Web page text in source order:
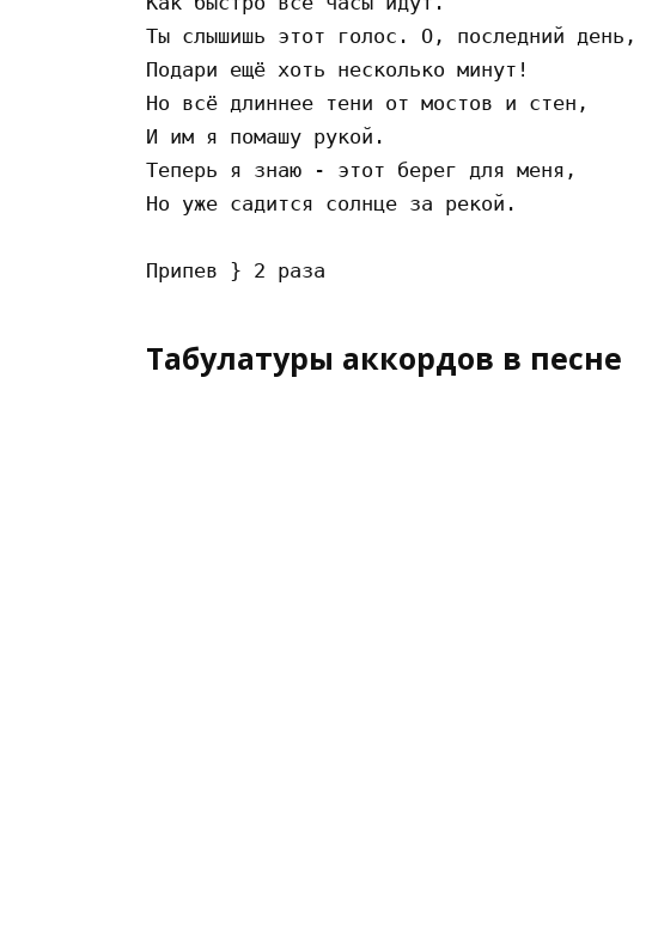
Ты слышишь этот голос. О, последний день,
Подари ещё хоть несколько минут!
Но всё длиннее тени от мостов и стен,
И им я помашу рукой.
Теперь я знаю - этот берег для меня,
Но уже садится солнце за рекой.
Табулатуры аккордов в песне